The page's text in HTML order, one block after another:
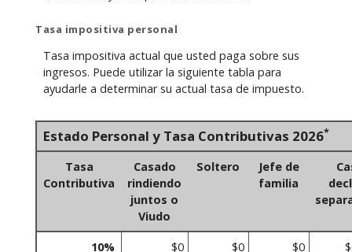
Tasa impositiva personal
Tasa impositiva actual que usted paga sobre sus
ingresos. Puede utilizar la siguiente tabla para
ayudarle a determinar su actual tasa de impuesto.
Estado Personal y Tasa Contributivas 2026*
Tasa
Contributiva
Casado
rindiendo
juntos o
Viudo
Soltero
Jefe de
familia
10%
$0
$0
$0